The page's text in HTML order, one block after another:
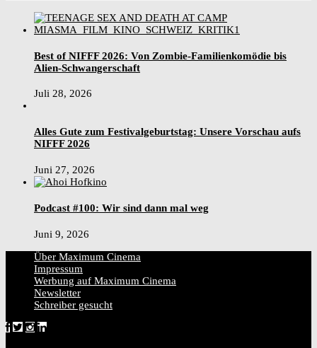
Best of NIFFF 2026: Von Zombie-Familienkomödie bis
Alien-Schwangerschaft
Juli 28, 2026
Alles Gute zum Festivalgeburtstag: Unsere Vorschau aufs
NIFFF 2026
Juni 27, 2026
Podcast #100: Wir sind dann mal weg
Juni 9, 2026
Über Maximum Cinema
Impressum
Werbung auf Maximum Cinema
Newsletter
Schreiber gesucht